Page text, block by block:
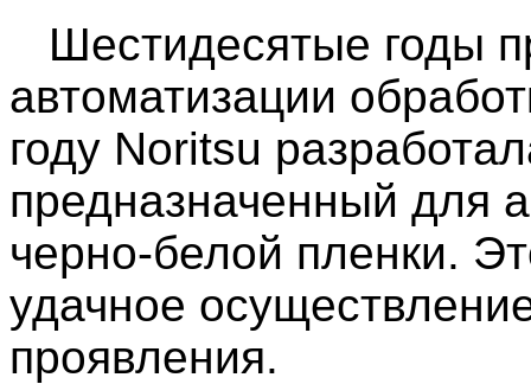
Шестидесятые годы
автоматизации
году Noritsu
предназначенный для
черно-белой пленки.
удачное
проявления.